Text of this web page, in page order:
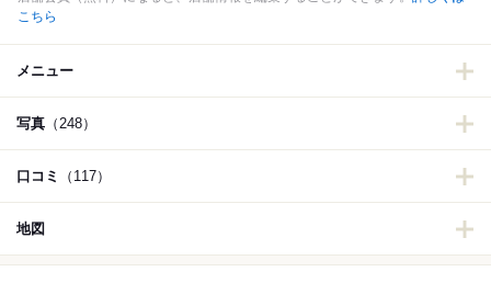
こちら
メニュー
写真 （248）
口コミ （117）
地図